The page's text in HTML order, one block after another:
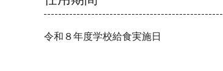
令和８年度学校給食実施日